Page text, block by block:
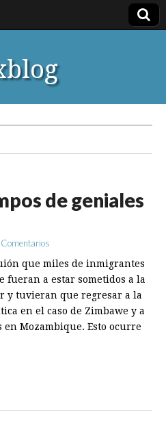
de geniales
que miles de inmigrantes
fueran a estar sometidos a la
y tuvieran que regresar a la
en el caso de Zimbawe y a
Mozambique. Esto ocurre